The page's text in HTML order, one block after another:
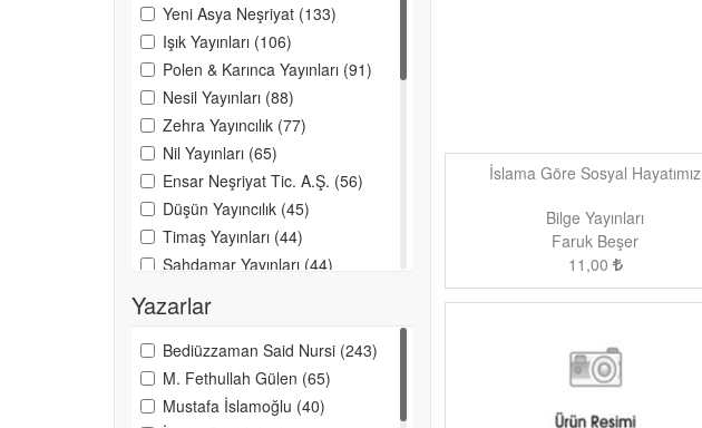
Yeni Asya Neşriyat (133)
Işık Yayınları (106)
Polen & Karınca Yayınları (91)
Nesil Yayınları (88)
Zehra Yayıncılık (77)
Nil Yayınları (65)
Ensar Neşriyat Tic. A.Ş. (56)
Düşün Yayıncılık (45)
Timaş Yayınları (44)
Şahdamar Yayınları (44)
Türkiye Diyanet Vak. Yayınları
(41)
Cihan Yayınları (37)
İnsan Yayınları (36)
Yazarlar
Bediüzzaman Said Nursi (243)
M. Fethullah Gülen (65)
Mustafa İslamoğlu (40)
İslama Göre Sosyal Hayatımız
Bilge Yayınları
Faruk Beşer
11,00